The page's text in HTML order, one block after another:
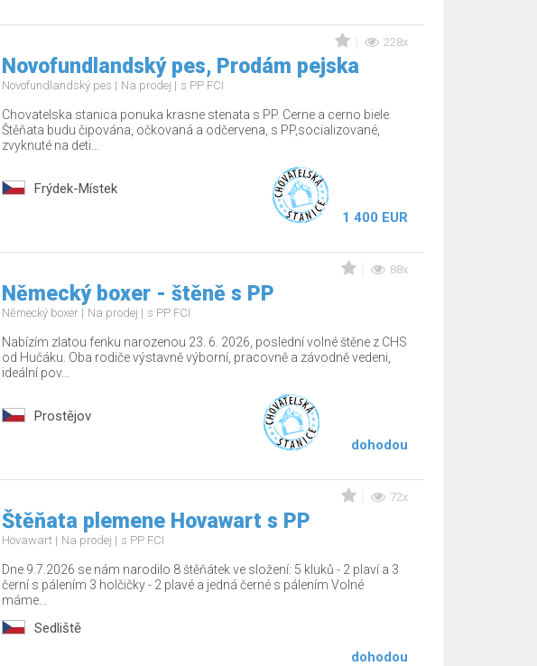
228x
Novofundlandský pes, Prodám pejska
Novofundlandský pes Na prodej s PP FCI
Chovatelska stanica ponuka krasne stenata s PP. Cerne a cerno biele.
Štěňata budu čipována, očkovaná a odčervena, s PP,socializované,
zvyknuté na deti...
Frýdek-Místek
1 400 EUR
88x
Německý boxer - štěně s PP
Německý boxer Na prodej s PP FCI
Nabízím zlatou fenku narozenou 23. 6. 2026, poslední volné štěne z CHS
od Hučáku. Oba rodiče výstavně výborní, pracovně a závodně vedeni,
ideální pov...
Prostějov
dohodou
72x
Štěňata plemene Hovawart s PP
Hovawart Na prodej s PP FCI
Dne 9.7.2026 se nám narodilo 8 štěňátek ve složení: 5 kluků - 2 plaví a 3
černí s pálením 3 holčičky - 2 plavé a jedná černé s pálením Volné
máme...
Sedliště
dohodou